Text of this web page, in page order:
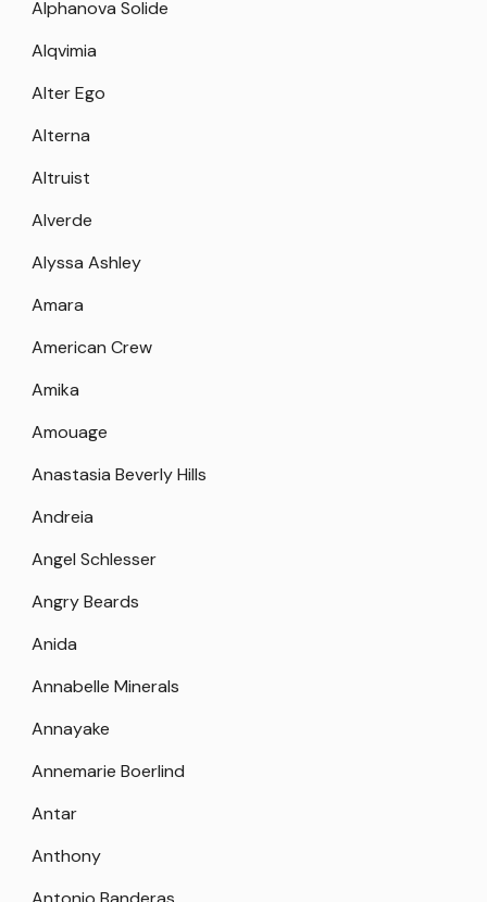
Alphanova Solide
Alqvimia
Alter Ego
Alterna
Altruist
Alverde
Alyssa Ashley
Amara
American Crew
Amika
Amouage
Anastasia Beverly Hills
Andreia
Angel Schlesser
Angry Beards
Anida
Annabelle Minerals
Annayake
Annemarie Boerlind
Antar
Anthony